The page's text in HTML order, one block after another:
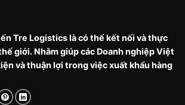
Tre Logistics là có thể kết nối và thực
giới. Nhằm giúp các Doanh nghiệp Việt
và thuận lợi trong việc xuất khẩu hàng